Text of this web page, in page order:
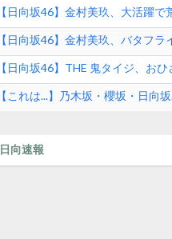
【日向坂46】金村美玖、大活躍
【日向坂46】金村美玖、バタフラ
【日向坂46】THE 鬼タイジ、お
虹】
【これは...】乃木坂・櫻坂・日向
日向速報